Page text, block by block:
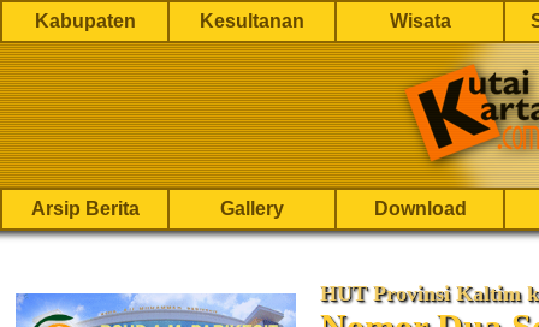
Kabupaten Kesultanan Wisata
Arsip Berita Gallery Download
HUT Provinsi Kaltim